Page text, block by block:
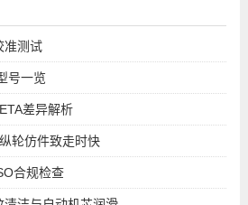
准测试
号一览
差异解析
轮仿件致走时快
合规检查